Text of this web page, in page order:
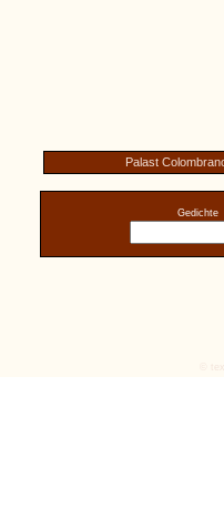
Palast
Gedichte